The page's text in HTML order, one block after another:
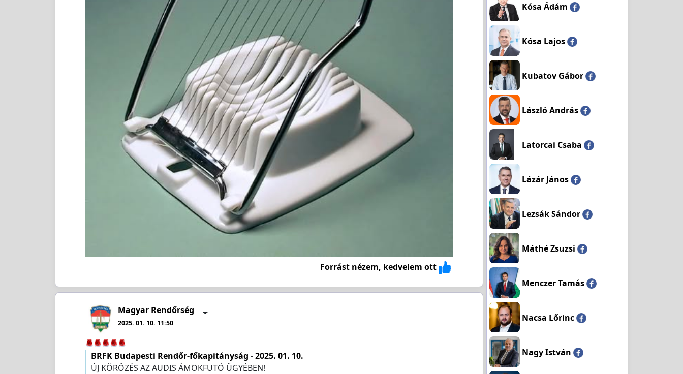
Forrást nézem, kedvelem ott
Magyar Rendőrség
2025. 01. 10. 11:50
BRFK Budapesti Rendőr-főkapitányság -2025. 01. 10.
ÚJ KÖRÖZÉS AZ AUDIS ÁMOKFUTÓ ÜGYÉBEN!
Kósa Ádám
Kósa Lajos
Kubatov Gábor
László András
Latorcai Csaba
Lázár János
Lezsák Sándor
Máthé Zsuzsi
Menczer Tamás
Nacsa Lőrinc
Nagy István